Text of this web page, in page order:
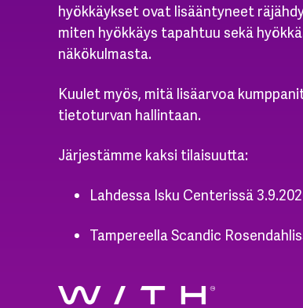
hyökkäykset ovat lisääntyneet
miten hyökkäys tapahtuu sekä
näkökulmasta.
Kuulet myös, mitä lisäarvoa
tietoturvan hallintaan.
Järjestämme kaksi tilaisuutta:
Lahdessa Isku Centerissä
Tampereella Scandic